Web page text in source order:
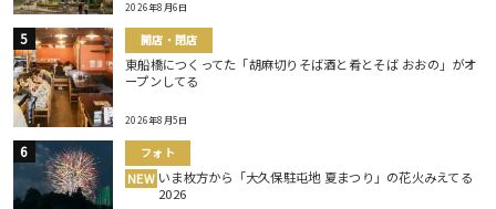
2026年8月6日
開店・閉店
東船橋につくってた「胡麻切りそば酒と肴とそば おおの」がオ
ープンしてる
2026年8月5日
フォト
NEW いま枚方から「大久保駐屯地 夏まつり」の花火みえてる
2026